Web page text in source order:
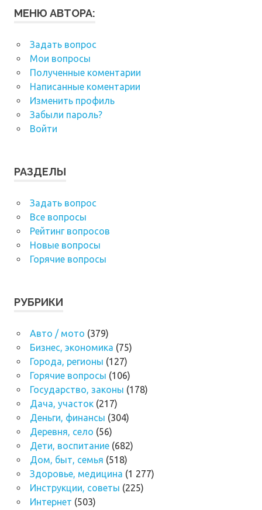
МЕНЮ АВТОРА:
Задать вопрос
Мои вопросы
Полученные коментарии
Написанные коментарии
Изменить профиль
Забыли пароль?
Войти
РАЗДЕЛЫ
Задать вопрос
Все вопросы
Рейтинг вопросов
Новые вопросы
Горячие вопросы
РУБРИКИ
Авто / мото (379)
Бизнес, экономика (75)
Города, регионы (127)
Горячие вопросы (106)
Государство, законы (178)
Дача, участок(217)
Деньги, финансы (304)
Деревня, село (56)
Дети, воспитание(682)
Дом, быт, семья (518)
Здоровье, медицина (1 277)
Инструкции, советы (225)
Интернет (503)